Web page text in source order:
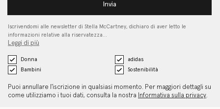
Invia
Iscrivendomi alle newsletter di Stella McCartney, dichiaro di aver letto le
informazioni relative alla riservatezza…
Leggi di più
Donna
adidas
Bambini
Sostenibilità
Puoi annullare l'iscrizione in qualsiasi momento. Per maggiori dettagli su
come utilizziamo i tuoi dati, consulta la nostra
Informativa sulla privacy.